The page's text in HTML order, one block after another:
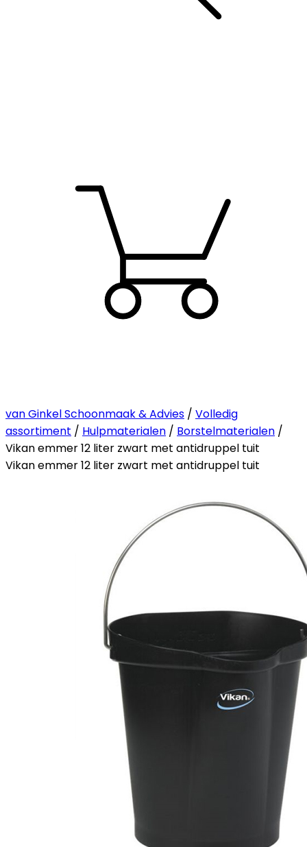
van Ginkel Schoonmaak & Advies / Volledig
assortiment / Hulpmaterialen / Borstelmaterialen /
Vikan emmer 12 liter zwart met antidruppel tuit
Vikan emmer 12 liter zwart met antidruppel tuit